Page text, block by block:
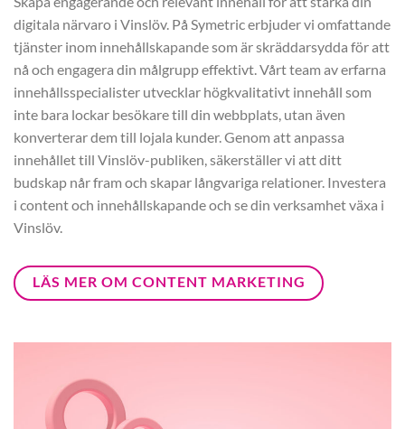
digitala närvaro i Vinslöv. På Symetric erbjuder vi omfattande
tjänster inom innehållskapande som är skräddarsydda för att
nå och engagera din målgrupp effektivt. Vårt team av erfarna
innehållsspecialister utvecklar högkvalitativt innehåll som
inte bara lockar besökare till din webbplats, utan även
konverterar dem till lojala kunder. Genom att anpassa
innehållet till Vinslöv-publiken, säkerställer vi att ditt
budskap når fram och skapar långvariga relationer. Investera
i content och innehållskapande och se din verksamhet växa i
Vinslöv.
LÄS MER OM CONTENT MARKETING